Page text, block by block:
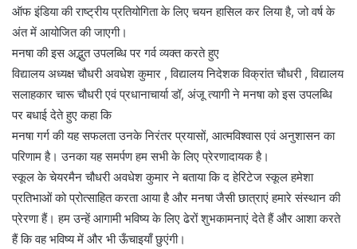
ऑफ इंडिया की राष्ट्रीय प्रतियोगिता के लिए चयन हासिल कर लिया है, जो वर्ष के
अंत में आयोजित की जाएगी।
मनषा की इस अद्भुत उपलब्धि पर गर्व व्यक्त करते हुए
विद्यालय अध्यक्ष चौधरी अवधेश कुमार , विद्यालय निदेशक विक्रांत चौधरी , विद्यालय
सलाहकार चारू चौधरी एवं प्रधानाचार्या डॉ, अंजू त्यागी ने मनषा को इस उपलब्धि
पर बधाई देते हुए कहा कि
मनषा गर्ग की यह सफलता उनके निरंतर प्रयासों, आत्मविश्वास एवं अनुशासन का
परिणाम है। उनका यह समर्पण हम सभी के लिए प्रेरणादायक है।
स्कूल के चेयरमैन चौधरी अवधेश कुमार ने बताया कि द हेरिटेज स्कूल हमेशा
प्रतिभाओं को प्रोत्साहित करता आया है और मनषा जैसी छात्राएं हमारे संस्थान की
प्रेरणा हैं। हम उन्हें आगामी भविष्य के लिए ढेरों शुभकामनाएं देते हैं और आशा करते
हैं कि वह भविष्य में और भी ऊँचाइयाँ छुएंगी।